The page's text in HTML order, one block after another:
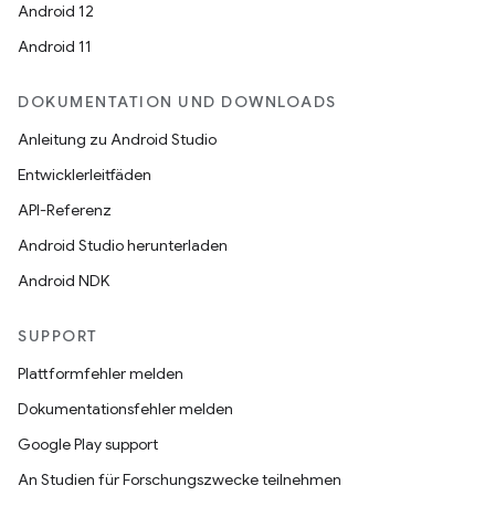
Android 12
Android 11
DOKUMENTATION UND DOWNLOADS
Anleitung zu Android Studio
Entwicklerleitfäden
API-Referenz
Android Studio herunterladen
Android NDK
SUPPORT
Plattformfehler melden
Dokumentationsfehler melden
Google Play support
An Studien für Forschungszwecke teilnehmen